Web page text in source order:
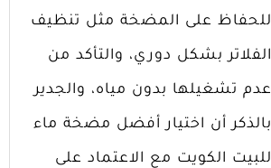
للحفاظ على المضخة مثل تنظيف
الفلاتر بشكل دوري، والتأكد من
عدم تشغيلها بدون مياه، والجدير
بالذكر أن اختيار أفضل مضخة ماء
للبيت الكويت مع الاعتماد على